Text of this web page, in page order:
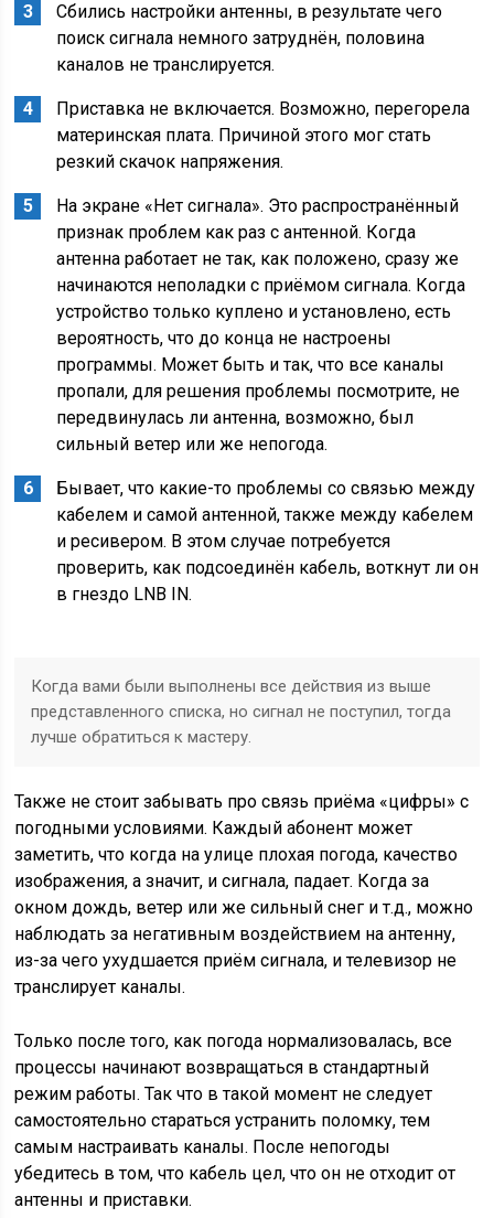
Сбились настройки антенны, в результате чего
поиск сигнала немного затруднён, половина
каналов не транслируется.
Приставка не включается. Возможно, перегорела
материнская плата. Причиной этого мог стать
резкий скачок напряжения.
На экране «Нет сигнала». Это распространённый
признак проблем как раз с антенной. Когда
антенна работает не так, как положено, сразу же
начинаются неполадки с приёмом сигнала. Когда
устройство только куплено и установлено, есть
вероятность, что до конца не настроены
программы. Может быть и так, что все каналы
пропали, для решения проблемы посмотрите, не
передвинулась ли антенна, возможно, был
сильный ветер или же непогода.
Бывает, что какие-то проблемы со связью между
кабелем и самой антенной, также между кабелем
и ресивером. В этом случае потребуется
проверить, как подсоединён кабель, воткнут ли он
в гнездо LNB IN.
Когда вами были выполнены все действия из выше
представленного списка, но сигнал не поступил, тогда
лучше обратиться к мастеру.
Также не стоит забывать про связь приёма «цифры» с
погодными условиями. Каждый абонент может
заметить, что когда на улице плохая погода, качество
изображения, а значит, и сигнала, падает. Когда за
окном дождь, ветер или же сильный снег и т.д., можно
наблюдать за негативным воздействием на антенну,
из-за чего ухудшается приём сигнала, и телевизор не
транслирует каналы.
Только после того, как погода нормализовалась, все
процессы начинают возвращаться в стандартный
режим работы. Так что в такой момент не следует
самостоятельно стараться устранить поломку, тем
самым настраивать каналы. После непогоды
убедитесь в том, что кабель цел, что он не отходит от
антенны и приставки.